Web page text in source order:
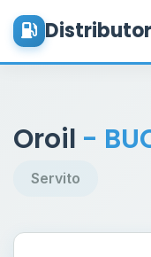
Oroil -
Servito